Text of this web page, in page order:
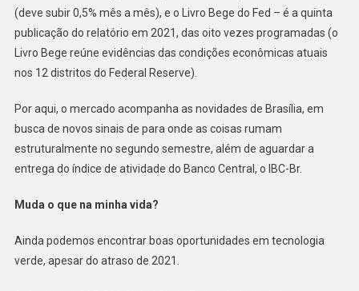
(deve subir 0,5% mês a mês), e o Livro Bege do Fed – é a quinta
publicação do relatório em 2021, das oito vezes programadas (o
Livro Bege reúne evidências das condições econômicas atuais
nos 12 distritos do Federal Reserve).
Por aqui, o mercado acompanha as novidades de Brasília, em
busca de novos sinais de para onde as coisas rumam
estruturalmente no segundo semestre, além de aguardar a
entrega do índice de atividade do Banco Central, o IBC-Br.
Muda o que na minha vida?
Ainda podemos encontrar boas oportunidades em tecnologia
verde, apesar do atraso de 2021.